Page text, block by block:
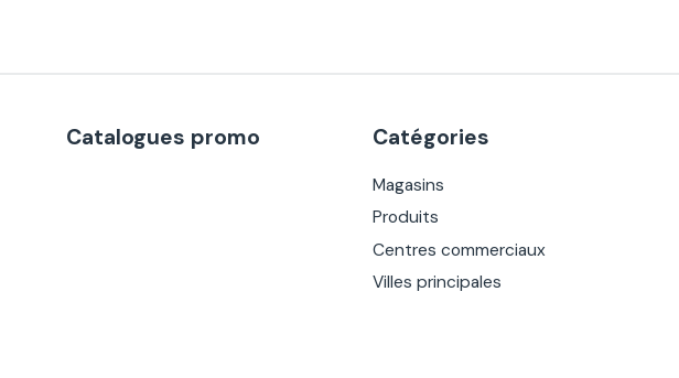
Catalogues promo Catégories
Magasins
Produits
Centres commerciaux
Villes principales